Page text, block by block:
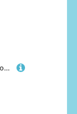
Feclmiyt Weihnachtsmann-Kostüm für Erwachsene/Kinder, Mütze + Schal + Oberteil + Hose + Schuhe + Handschuhe + Taillengürtel, 7-teiliger Weihnachtsmannanzug aus Samt ( XXL )